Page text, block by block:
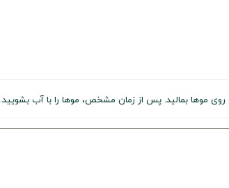
موها بمالید. پس از زمان مشخص، موها را با آب بشویید.